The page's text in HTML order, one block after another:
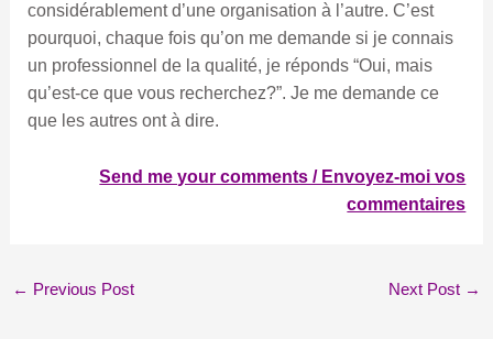
considérablement d’une organisation à l’autre. C’est
pourquoi, chaque fois qu’on me demande si je connais
un professionnel de la qualité, je réponds “Oui, mais
qu’est-ce que vous recherchez?”. Je me demande ce
que les autres ont à dire.
Send me your comments / Envoyez-moi vos
commentaires
← Previous Post Next Post →